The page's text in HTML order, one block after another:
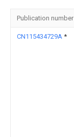
Publication number
CN115434729A *